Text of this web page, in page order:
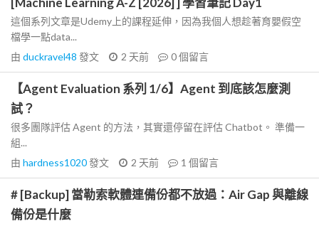
這個系列文章是Udemy上的課程延伸，因為我個人想趁著育嬰假空
檔學一點data...
由 duckravel48 發文 2 天前 0個留言
【Agent Evaluation 系列 1/6】Agent 到底該怎麼測
試？
很多團隊評估 Agent 的方法，其實還停留在評估 Chatbot。 準備一
組...
由 hardness1020發文 2 天前 1 個留言
# [Backup] 當勒索軟體連備份都不放過：Air Gap 與離線
備份是什麼